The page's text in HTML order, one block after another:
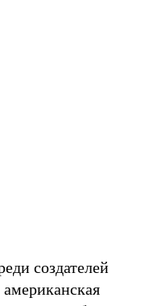
создателей